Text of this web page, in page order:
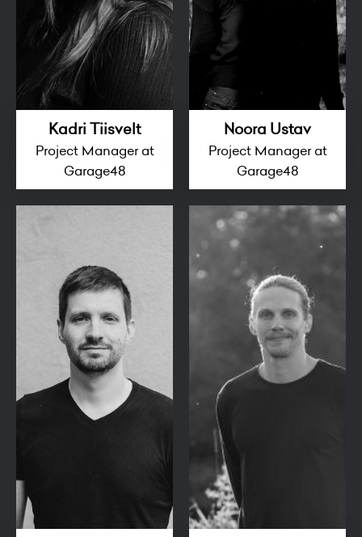
Kadri Tiisvelt
Project Manager at
Garage48
Noora Ustav
Project Manager at
Garage48